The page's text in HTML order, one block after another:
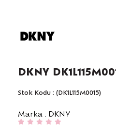
DKNY
Stok Kodu (DK1L115M0015)
Marka : DKNY